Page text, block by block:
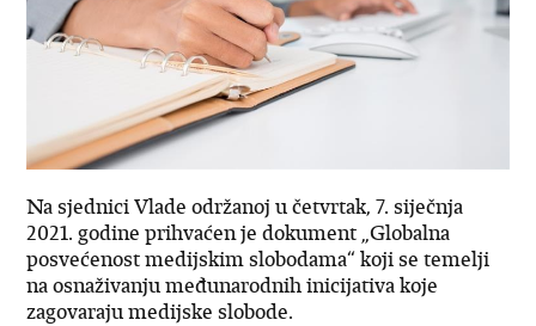
Na sjednici Vlade održanoj u četvrtak, 7. siječnja
2021. godine prihvaćen je dokument „Globalna
posvećenost medijskim slobodama“ koji se temelji
na osnaživanju međunarodnih inicijativa koje
zagovaraju medijske slobode.